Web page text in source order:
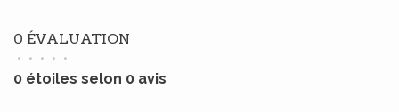
0 ÉVALUATION
• • • • •
0 étoiles selon 0 avis